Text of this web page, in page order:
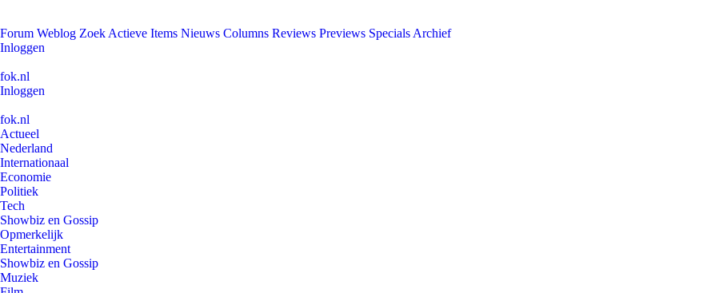
Forum Weblog Zoek Actieve Items Nieuws Columns Reviews Previews Specials Archief
Inloggen
fok.nl
Inloggen
fok.nl
Actueel
Nederland
Internationaal
Economie
Politiek
Tech
Showbiz en Gossip
Opmerkelijk
Entertainment
Showbiz en Gossip
Muziek